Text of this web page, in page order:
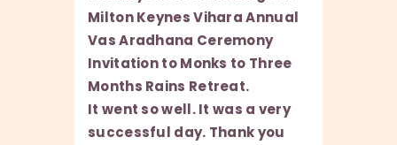
Milton Keynes Vihara Annual
Vas Aradhana Ceremony
Invitation to Monks to Three
Months Rains Retreat.
It went so well. It was a very
successful day. Thank you